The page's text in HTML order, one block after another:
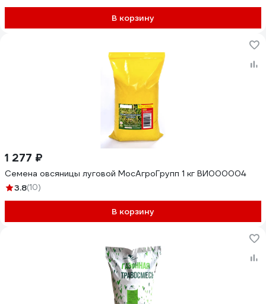
В корзину
1 277 ₽
Семена овсяницы луговой МосАгроГрупп 1 кг ВИ000004
3.8(10)
В корзину